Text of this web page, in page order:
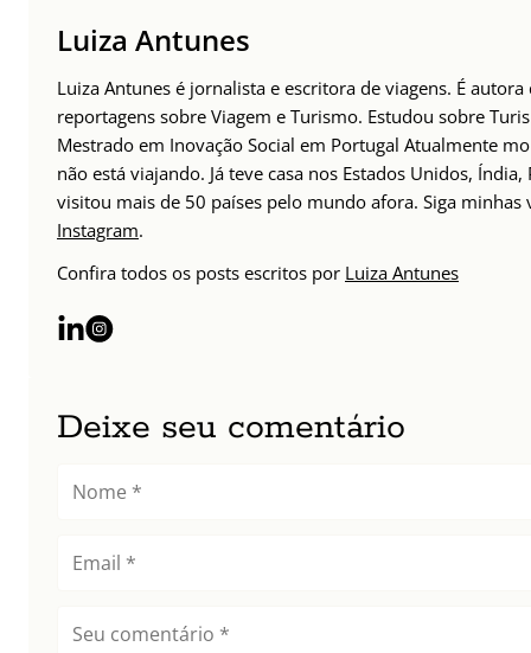
Luiza Antunes
Luiza Antunes é jornalista e escritora de viagens. É
reportagens sobre Viagem e Turismo. Estudou sobre
Mestrado em Inovação Social em Portugal Atualmente
não está viajando. Já teve casa nos Estados Unidos,
visitou mais de 50 países pelo mundo afora. Siga minhas
Instagram.
Confira todos os posts escritos por Luiza Antunes
Deixe seu comentário